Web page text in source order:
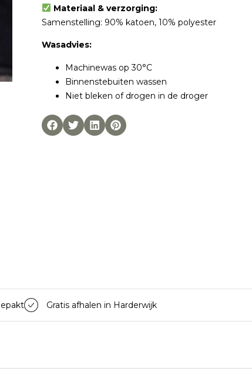
Materiaal & verzorging:
Samenstelling: 90% katoen, 10% polyester
Wasadvies:
Machinewas op 30°C
Binnenstebuiten wassen
Niet bleken of drogen in de droger
Gratis afhalen in Harderwijk